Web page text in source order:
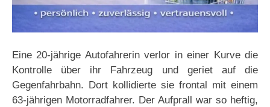
Eine 20-jährige Autofahrerin verlor in einer Kurve die
Kontrolle über ihr Fahrzeug und geriet auf die
Gegenfahrbahn. Dort kollidierte sie frontal mit einem
63-jährigen Motorradfahrer. Der Aufprall war so heftig,